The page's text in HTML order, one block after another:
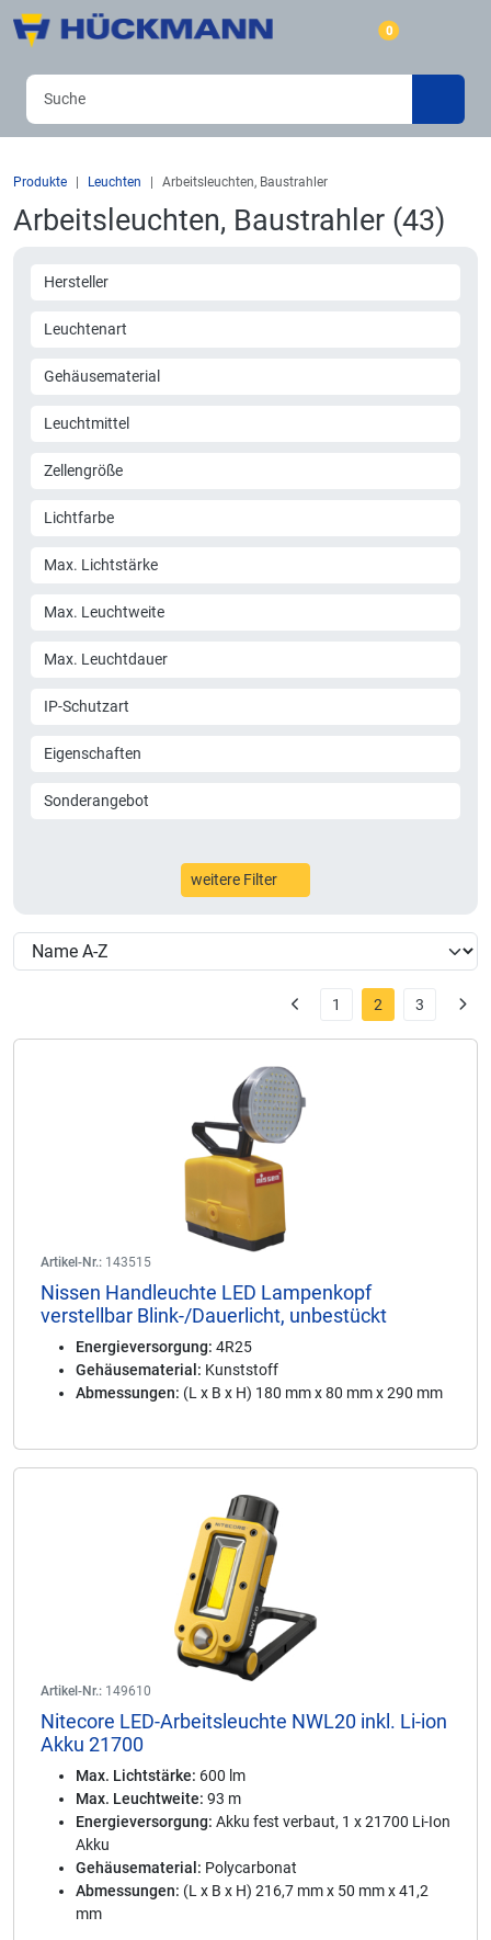
0
Produkte Leuchten Arbeitsleuchten, Baustrahler
Arbeitsleuchten, Baustrahler (43)
Hersteller
Leuchtenart
Gehäusematerial
Leuchtmittel
Zellengröße
Lichtfarbe
Max. Lichtstärke
Max. Leuchtweite
Max. Leuchtdauer
IP-Schutzart
Eigenschaften
Sonderangebot
weitere Filter
1 2 3
Artikel-Nr.: 143515
Nissen Handleuchte LED Lampenkopf
verstellbar Blink-/Dauerlicht, unbestückt
Energieversorgung: 4R25
Gehäusematerial: Kunststoff
Abmessungen: (L x B x H) 180 mm x 80 mm x 290 mm
Artikel-Nr.: 149610
Nitecore LED-Arbeitsleuchte NWL20 inkl. Li-ion
Akku 21700
Max. Lichtstärke: 600 lm
Max. Leuchtweite: 93 m
Energieversorgung: Akku fest verbaut, 1 x 21700 Li-Ion
Akku
Gehäusematerial: Polycarbonat
Abmessungen: (L x B x H) 216,7 mm x 50 mm x 41,2
mm